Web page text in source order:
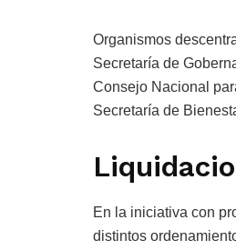
Organismos
Secretaría de
Consejo Nacional
Secretaría de
En la iniciativa con
distintos